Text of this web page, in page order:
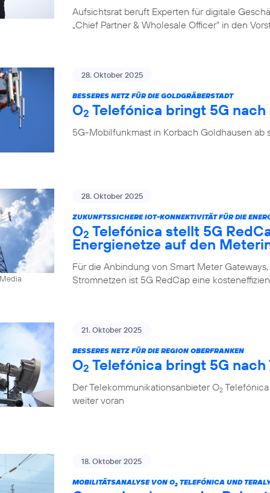
Aufsichtsrat beruft Experten für digitale
„Chief Partner & Wholesale Officer“ in den
28. Oktober 2025
BESSERES NETZ FÜR DIE GOLDGRÄBERSTADT
O2 Telefónica bringt 5G
5G-Mobilfunkmast in Korbach Goldhausen ab
28. Oktober 2025
ZUKUNFTSSICHERE IOT-KONNEKTIVITÄT FÜR DIE
O2 Telefónica stellt 5G
Energienetze auf den
Für die Anbindung von Smart Meter
Stromnetzen ist 5G RedCap eine
21. Oktober 2025
BESSERES NETZ FÜR DIE REGION OBERFRANKEN
O2 Telefónica bringt 5G nach
Der Telekommunikationsanbieter O2
weiter voran
18. Oktober 2025
MOBILITÄTSANALYSE VON O2 TELEFÓNICA UND